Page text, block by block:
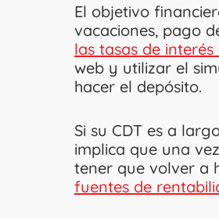
El objetivo
vacaciones, pago
las tasas de interés
web y utilizar el
hacer el depósito.
Si su CDT es a
implica que una
tener que volver a
fuentes de